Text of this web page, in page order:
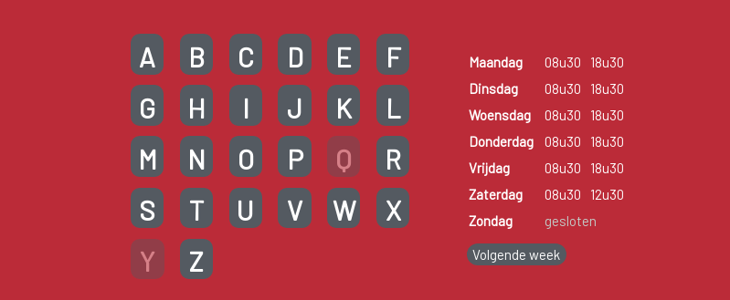
A B C D E
F
G
H I J K
L
M
N O P Q
R
S
T U V W
X
Y
Z
Maandag 08u30
18u30
Dinsdag
08u30
18u30
Woensdag
08u30
18u30
Donderdag
08u30
18u30
Vrijdag
08u30
18u30
Zaterdag
08u30
12u30
Zondag
gesloten
Volgende week